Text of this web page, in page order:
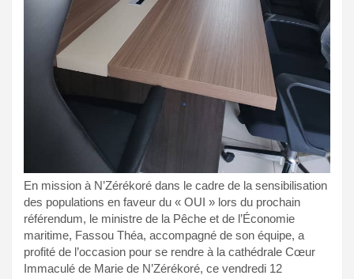
En mission à N’Zérékoré dans le cadre de la sensibilisation
des populations en faveur du « OUI » lors du prochain
référendum, le ministre de la Pêche et de l’Économie
maritime, Fassou Théa, accompagné de son équipe, a
profité de l’occasion pour se rendre à la cathédrale Cœur
Immaculé de Marie de N’Zérékoré, ce vendredi 12